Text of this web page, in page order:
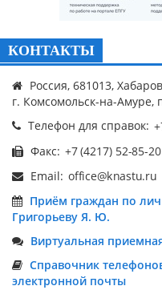
КОНТАКТЫ
Россия, 681013,
г. Комсомольск-на-Амуре,
Телефон для справок:
Факс:
Email:
Приём граждан по
Григорьеву Я. Ю.
Виртуальная
Справочник
электронной почты